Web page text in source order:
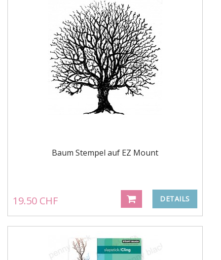
Baum Stempel auf EZ Mount
19.50 CHF DETAILS